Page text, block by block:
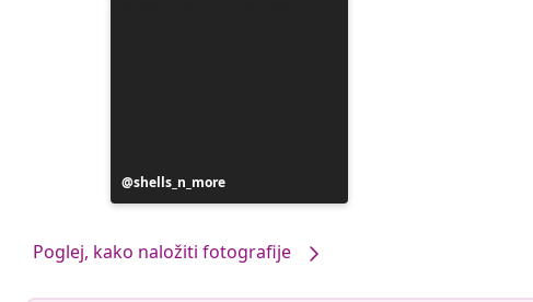
Objavo
je
shells_n_more
Poglej, kako naložiti fotografije